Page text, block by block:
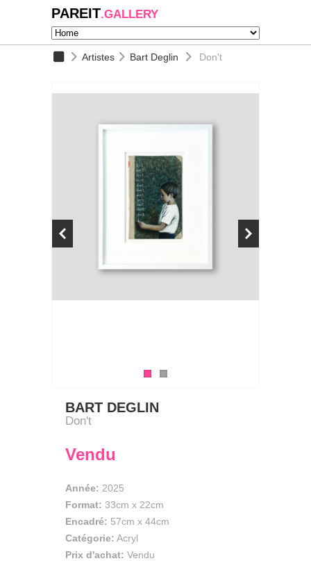
PAREIT.GALLERY
Artistes Bart Deglin Don't
BART DEGLIN
Don't
Vendu
Année: 2025
Format: 33cm x 22cm
Encadré: 57cm x 44cm
Catégorie: Acryl
Prix d'achat: Vendu